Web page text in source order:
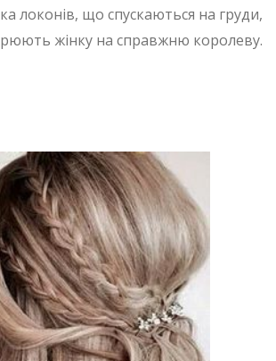
локонів, що спускаються на груди,
жінку на справжню королеву.